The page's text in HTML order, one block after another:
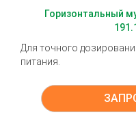
Горизонтальный
Для точного
питания.